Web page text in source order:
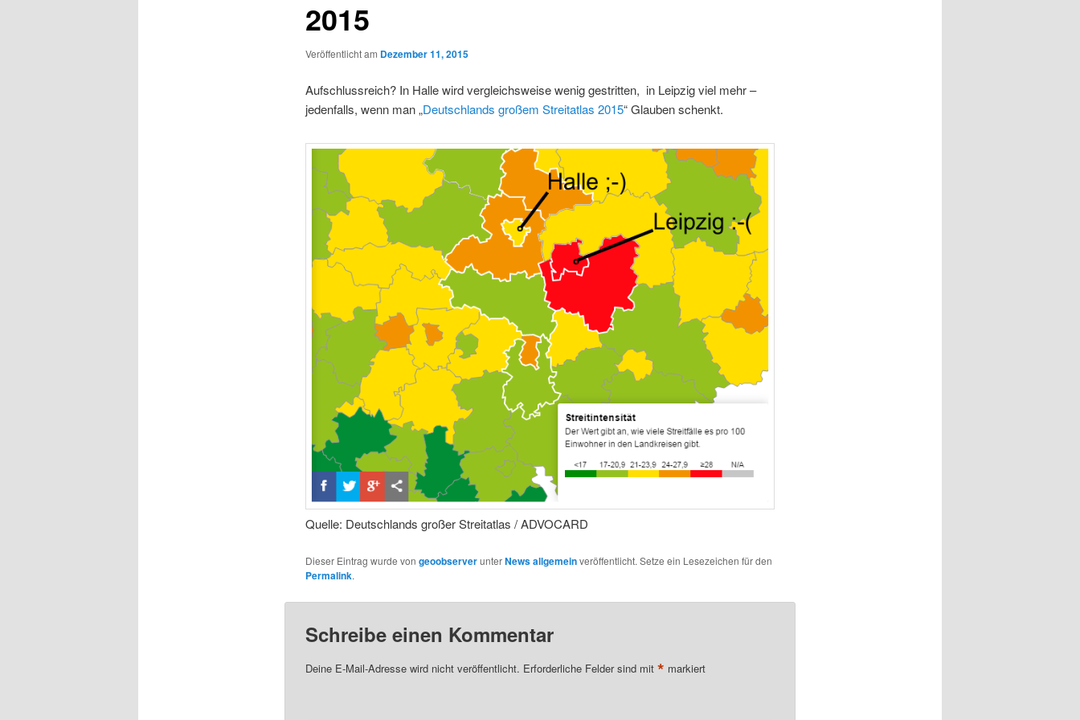
2015
Veröffentlicht am Dezember 11, 2015
Aufschlussreich? In Halle wird vergleichsweise wenig gestritten, in Leipzig viel mehr –
jedenfalls, wenn man „Deutschlands großem Streitatlas 2015“ Glauben schenkt.
Quelle: Deutschlands großer Streitatlas / ADVOCARD
Dieser Eintrag wurde von geoobserverunterNews allgemeinveröffentlicht. Setze ein Lesezeichen für den
Permalink.
Schreibe einen Kommentar
Deine E-Mail-Adresse wird nicht veröffentlicht. Erforderliche Felder sind mit * markiert